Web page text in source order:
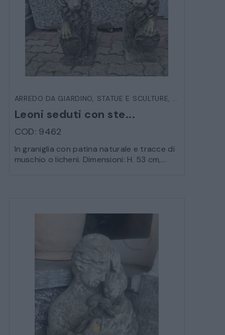
ARREDO DA GIARDINO, STATUE E SCULTURE, VARIE DA
Leoni seduti con ste...
COD: 9462
In graniglia con patina naturale e tracce di
muschio o licheni. Dimensioni: H. 53 cm,...